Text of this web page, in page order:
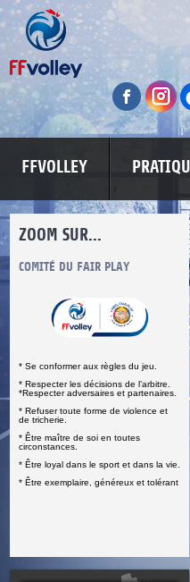
FFVOLLEY
ZOOM SUR...
COMITÉ DU FAIR PLAY
* Se conformer aux règles du jeu.
* Respecter les décisions de l’arbitre.
*Respecter adversaires et partenaires.
* Refuser toute forme de violence et
de tricherie.
* Être maître de soi en toutes
circonstances.
* Être loyal dans le sport et dans la vie.
* Être exemplaire, généreux et tolérant